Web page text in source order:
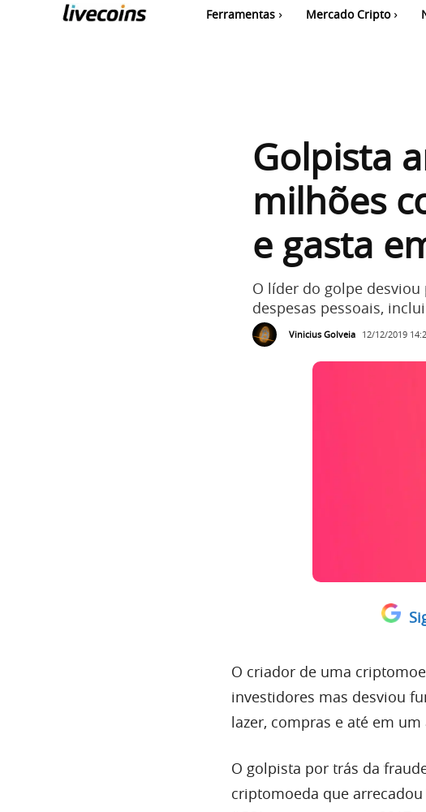
Ferramentas Mercado Cripto
Golpista
milhões
e gasta
O líder do golpe
despesas pessoais,
Vinicius Golveia 12/12/2019
O criador de uma
investidores mas desviou
lazer, compras e até em
O golpista por trás da
criptomoeda que